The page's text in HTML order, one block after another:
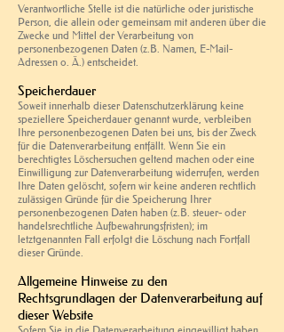
Verantwortliche Stelle ist die natürliche oder juristische
Person, die allein oder gemeinsam mit anderen über die
Zwecke und Mittel der Verarbeitung von
personenbezogenen Daten (z.B. Namen, E-Mail-
Adressen o. Ä.) entscheidet.
Speicherdauer
Soweit innerhalb dieser Datenschutzerklärung keine
speziellere Speicherdauer genannt wurde, verbleiben
Ihre personenbezogenen Daten bei uns, bis der Zweck
für die Datenverarbeitung entfällt. Wenn Sie ein
berechtigtes Löschersuchen geltend machen oder eine
Einwilligung zur Datenverarbeitung widerrufen, werden
Ihre Daten gelöscht, sofern wir keine anderen rechtlich
zulässigen Gründe für die Speicherung Ihrer
personenbezogenen Daten haben (z.B. steuer- oder
handelsrechtliche Aufbewahrungsfristen); im
letztgenannten Fall erfolgt die Löschung nach Fortfall
dieser Gründe.
Allgemeine Hinweise zu den
Rechtsgrundlagen der Datenverarbeitung auf
dieser Website